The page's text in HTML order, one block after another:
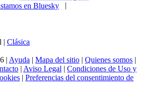
|
| Clásica
| Ayuda | Mapa del sitio | Quienes somos |
| Aviso Legal | Condiciones de Uso y
| Preferencias del consentimiento de